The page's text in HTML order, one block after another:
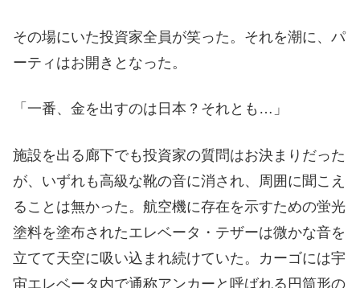
その場にいた投資家全員が笑った。それを潮に、パ
ーティはお開きとなった。
「一番、金を出すのは日本？それとも…」
施設を出る廊下でも投資家の質問はお決まりだった
が、いずれも高級な靴の音に消され、周囲に聞こえ
ることは無かった。航空機に存在を示すための蛍光
塗料を塗布されたエレベータ・テザーは微かな音を
立てて天空に吸い込まれ続けていた。カーゴには宇
宙エレベータ内で通称アンカーと呼ばれる円筒形の